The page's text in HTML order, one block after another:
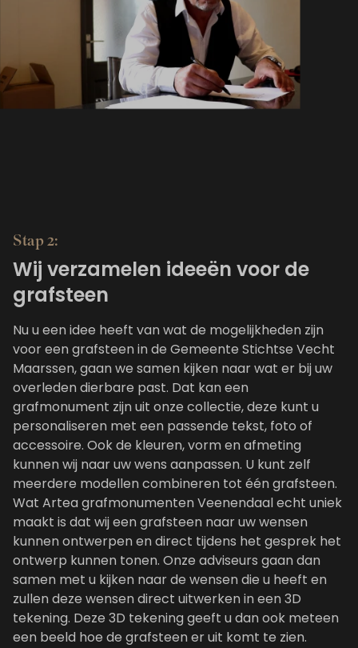
Stap 2:
Wij verzamelen ideeën voor de
grafsteen
Nu u een idee heeft van wat de mogelijkheden zijn
voor een grafsteen in de Gemeente Stichtse Vecht
Maarssen, gaan we samen kijken naar wat er bij uw
overleden dierbare past. Dat kan een
grafmonument zijn uit onze collectie, deze kunt u
personaliseren met een passende tekst, foto of
accessoire. Ook de kleuren, vorm en afmeting
kunnen wij naar uw wens aanpassen. U kunt zelf
meerdere modellen combineren tot één grafsteen.
Wat Artea grafmonumenten Veenendaal echt uniek
maakt is dat wij een grafsteen naar uw wensen
kunnen ontwerpen en direct tijdens het gesprek het
ontwerp kunnen tonen. Onze adviseurs gaan dan
samen met u kijken naar de wensen die u heeft en
zullen deze wensen direct uitwerken in een 3D
tekening. Deze 3D tekening geeft u dan ook meteen
een beeld hoe de grafsteen er uit komt te zien.